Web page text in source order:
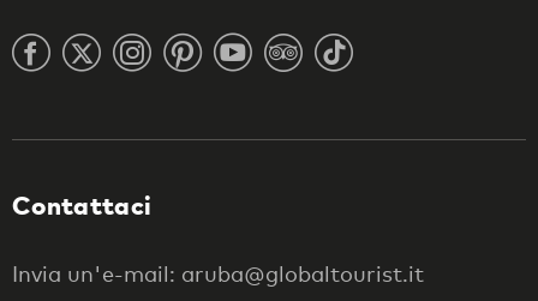
Contattaci
Invia un'e-mail: aruba@globaltourist.it